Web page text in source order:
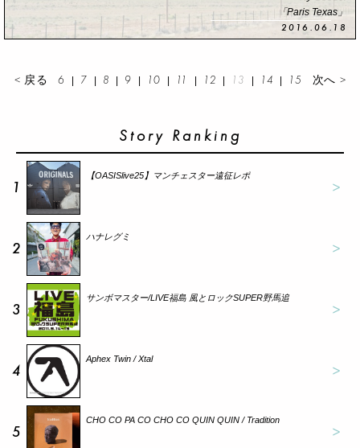
「Paris Texas」
2016.06.18
< 戻る 6 | 7 | 8 | 9 | 10 | 11 | 12 | 13 | 14 | 15 次へ >
Story Ranking
1
【OASISlive25】マンチェスター遠征レポ
2
ハナレグミ
3
サンボマスター/LIVE福島 風とロックSUPER野馬追
4
Aphex Twin / Xtal
5
CHO CO PA CO CHO CO QUIN QUIN / Tradition